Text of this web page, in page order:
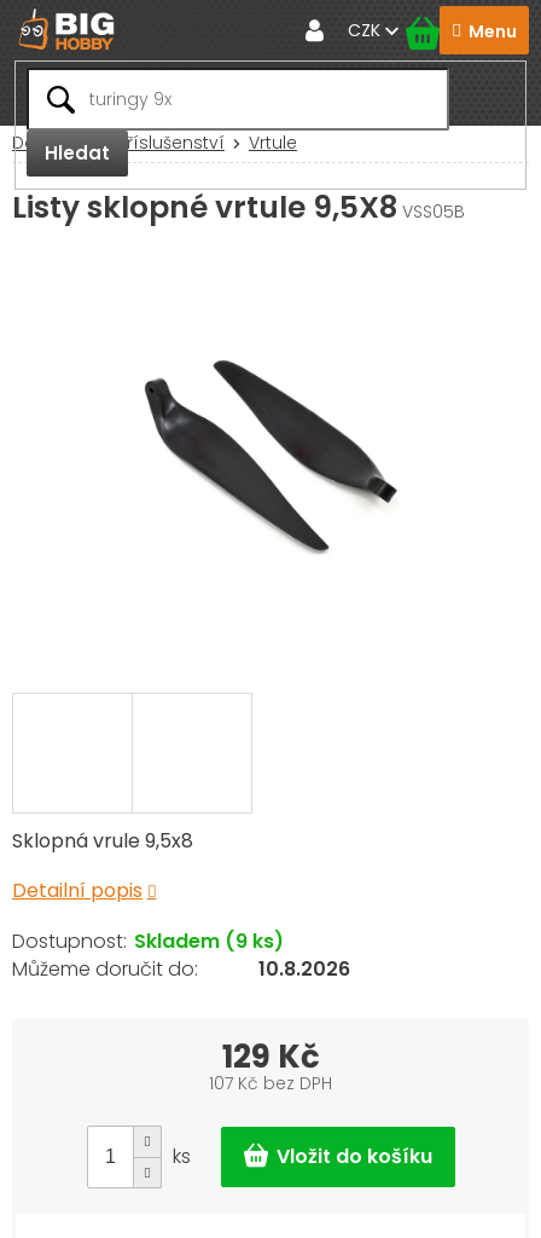
Přejít
na
obsah
Hledat
CZK
Domů RC Příslušenství Vrtule
Listy sklopné vrtule 9,5X8 VSS05B
Sklopná vrule 9,5x8
Detailní popis
Skladem (9 ks)
10.8.2026
129 Kč
107 Kč bez DPH
cena:
ks